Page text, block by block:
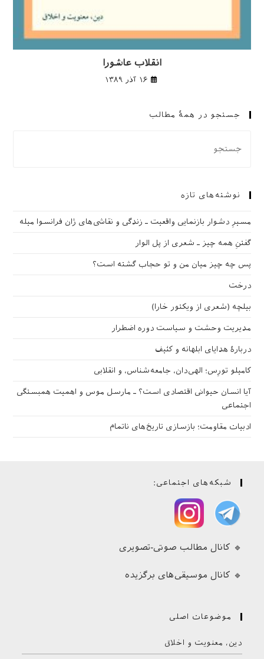
انقلاب عاشورا
۱۶ آذر ۱۳۸۹
جستجو در همهٔ مطالب
نوشته‌های تازه
مسیرِ دشوار بازنمایی واقعیت ـ زندگی و نقاشی‌های ژان فرانسوا میله
گفتنِ همه چیز ـ شعری از پل الوار
پس چه چیز میان من و تو حجاب گشته است؟
درخت
بیلچه (شعری از ویکتور خارا)
مدیریت وحشت و سیاست دوره اضطرار
دربارهٔ هدایای ابلهانه و کثیف
کامیلو تورِس؛ الهی‌دان، جامعه‌شناس، و انقلابی
آیا انسان حیوانی اقتصادی است؟ ـ مارسل موس و اهمیت همبستگی
اجتماعی
ادبیات مقاومت؛ بازسازی تاریخ‌های ناتمام
شبکه‌های اجتماعی:
🔹 کانال مطالب صوتی-تصویری
🔹 کانال موسیقی‌های برگزیده
موضوعات اصلی
دین، معنویت و اخلاق